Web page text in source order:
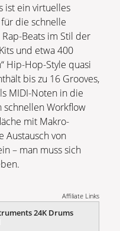
ist ein virtuelles
die schnelle
Beats im Stil der
und etwa 400
Hip-Hop-Style quasi
bis zu 16 Grooves,
MIDI-Noten in die
schnellen Workflow
mit Makro-
Austausch von
– man muss sich
Affiliate Links
24K Drums